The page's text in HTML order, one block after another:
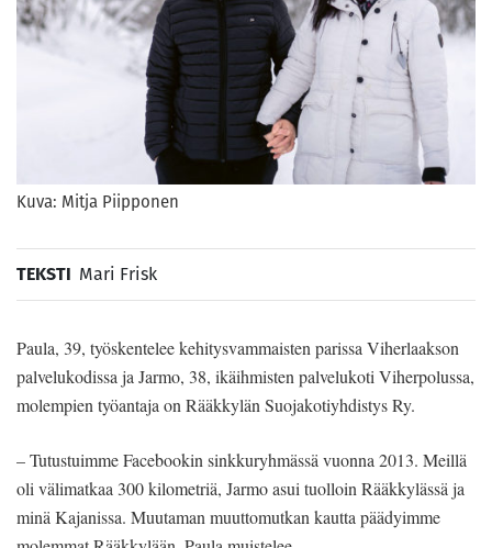
Kuva: Mitja Piipponen
TEKSTI Mari Frisk
Paula, 39, työskentelee kehitysvammaisten parissa Viherlaakson
palvelukodissa ja Jarmo, 38, ikäihmisten palvelukoti Viherpolussa,
molempien työantaja on Rääkkylän Suojakotiyhdistys Ry.
– Tutustuimme Facebookin sinkkuryhmässä vuonna 2013. Meillä
oli välimatkaa 300 kilometriä, Jarmo asui tuolloin Rääkkylässä ja
minä Kajanissa. Muutaman muuttomutkan kautta päädyimme